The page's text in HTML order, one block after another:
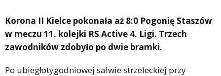
Korona II Kielce pokonała aż 8:0 Pogonię Staszów
w meczu 11. kolejki RS Active 4. Ligi. Trzech
zawodników zdobyło po dwie bramki.
Po ubiegłotygodniowej salwie strzeleckiej przy